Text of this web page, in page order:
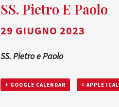
SS. Pietro E Paolo
29 GIUGNO 2023
SS. Pietro e Paolo
+ GOOGLE CALENDAR + APPLE ICAL